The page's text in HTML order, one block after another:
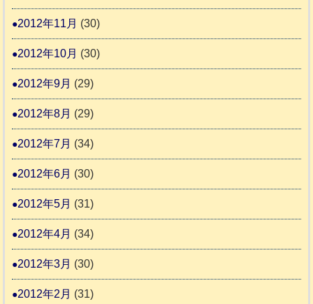
2012年11月 (30)
2012年10月 (30)
2012年9月 (29)
2012年8月 (29)
2012年7月 (34)
2012年6月 (30)
2012年5月 (31)
2012年4月 (34)
2012年3月 (30)
2012年2月 (31)